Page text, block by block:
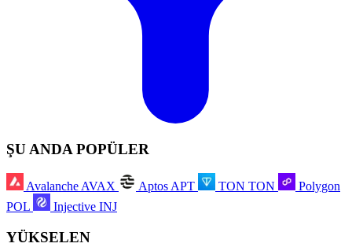
ŞU ANDA POPÜLER
Avalanche AVAX Aptos APT TON TON
Polygon
POL
Injective INJ
YÜKSELEN